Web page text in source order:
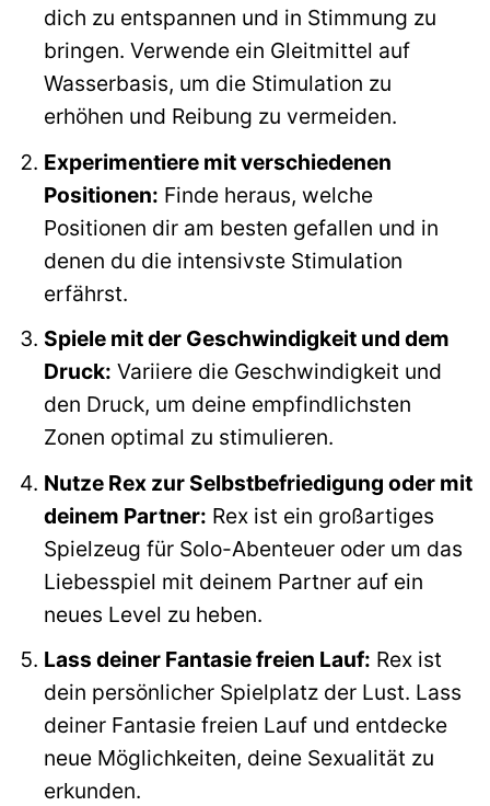
dich zu entspannen und in Stimmung zu
bringen. Verwende ein Gleitmittel auf
Wasserbasis, um die Stimulation zu
erhöhen und Reibung zu vermeiden.
Experimentiere mit verschiedenen
Positionen: Finde heraus, welche
Positionen dir am besten gefallen und in
denen du die intensivste Stimulation
erfährst.
Spiele mit der Geschwindigkeit und dem
Druck: Variiere die Geschwindigkeit und
den Druck, um deine empfindlichsten
Zonen optimal zu stimulieren.
Nutze Rex zur Selbstbefriedigung oder mit
deinem Partner: Rex ist ein großartiges
Spielzeug für Solo-Abenteuer oder um das
Liebesspiel mit deinem Partner auf ein
neues Level zu heben.
Lass deiner Fantasie freien Lauf: Rex ist
dein persönlicher Spielplatz der Lust. Lass
deiner Fantasie freien Lauf und entdecke
neue Möglichkeiten, deine Sexualität zu
erkunden.